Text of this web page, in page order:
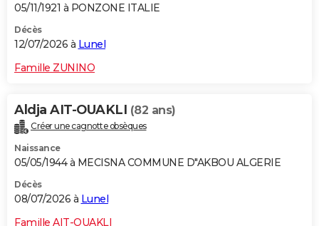
05/11/1921 à PONZONE ITALIE
Décès
12/07/2026 à Lunel
Famille ZUNINO
Aldja AIT-OUAKLI (82 ans)
Créer une cagnotte obsèques
Naissance
05/05/1944 à MECISNA COMMUNE D"AKBOU ALGERIE
Décès
08/07/2026 à Lunel
Famille AIT-OUAKLI